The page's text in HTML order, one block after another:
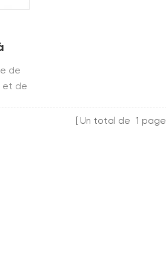
de
et de
Un total de 1